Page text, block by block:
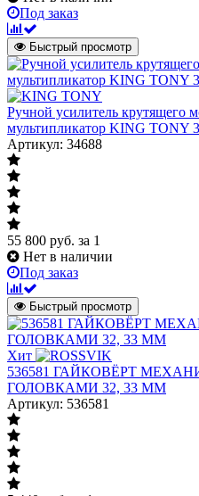
Под заказ
Быстрый просмотр
Ручной усилитель крутящего
мультипликатор KING TONY
Артикул: 34688
55 800 руб. за 1
Нет в наличии
Под заказ
Быстрый просмотр
Хит
536581 ГАЙКОВЁРТ
ГОЛОВКАМИ 32, 33 ММ
Артикул: 536581